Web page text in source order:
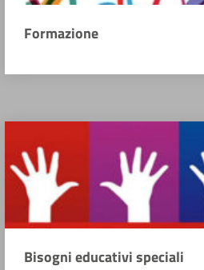
Formazione
Bisogni educativi speciali